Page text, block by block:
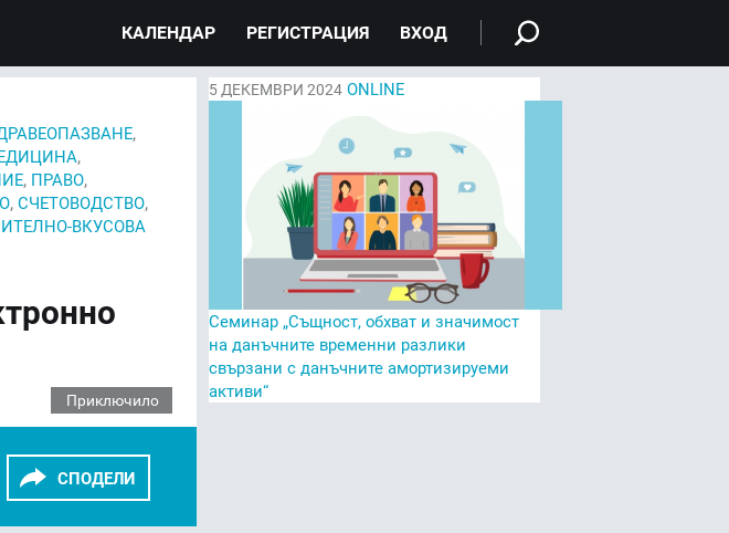
КАЛЕНДАР РЕГИСТРАЦИЯ ВХОД
,
,
, ПРАВО,
, СЧЕТОВОДСТВО,
ВКУСОВА
Приключило
СПОДЕЛИ
5ДЕКЕМВРИ 2024 ONLINE
Семинар „Същност, обхват и значимост
на данъчните временни разлики
свързани с данъчните амортизируеми
активи“